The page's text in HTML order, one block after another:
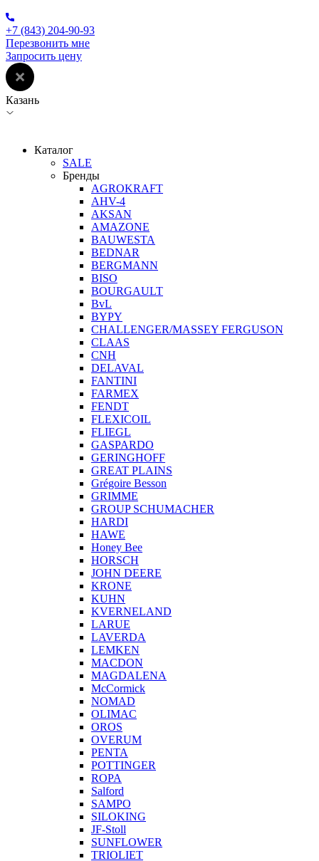
+7 (843) 204-90-93
Перезвонить мне
Запросить цену
Казань
Каталог
SALE
Бренды
AGROKRAFT
AHV-4
AKSAN
AMAZONE
BAUWESTA
BEDNAR
BERGMANN
BISO
BOURGAULT
BvL
BYPY
CHALLENGER/MASSEY FERGUSON
CLAAS
CNH
DELAVAL
FANTINI
FARMEX
FENDT
FLEXICOIL
FLIEGL
GASPARDO
GERINGHOFF
GREAT PLAINS
Grégoire Besson
GRIMME
GROUP SCHUMACHER
HARDI
HAWE
Honey Bee
HORSCH
JOHN DEERE
KRONE
KUHN
KVERNELAND
LARUE
LAVERDA
LEMKEN
MACDON
MAGDALENA
McCormick
NOMAD
OLIMAC
OROS
OVERUM
PENTA
POTTINGER
ROPA
Salford
SAMPO
SILOKING
JF-Stoll
SUNFLOWER
TRIOLIET